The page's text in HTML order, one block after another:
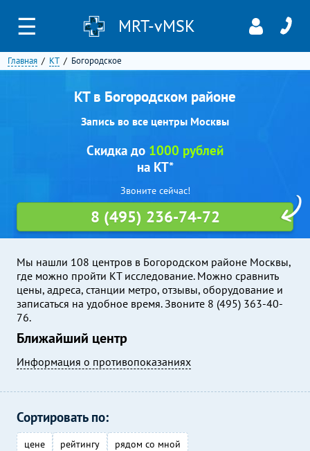
☰ MRT-vMSK
Главная КТ Богородское
КТ в Богородском районе
Запись во все центры Москвы
Мы нашли 108 центров в Богородском районе Москвы,
где можно пройти КТ исследование. Можно сравнить
цены, адреса, станции метро, отзывы, оборудование и
записаться на удобное время. Звоните 8 (495) 363-40-
76.
Ближайший центр
Информация о противопоказаниях
Скидка до 1000 рублей
на КТ*
Звоните сейчас!
8 (495) 236-74-72
Сортировать по:
цене рейтингу рядом со мной